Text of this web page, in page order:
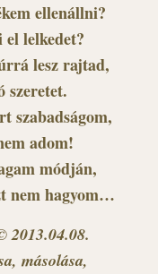
ellenállni?
lelkedet?
lesz rajtad,
szeretet.
szabadságom,
adom!
módján,
nem hagyom…
2013.04.08.
másolása,